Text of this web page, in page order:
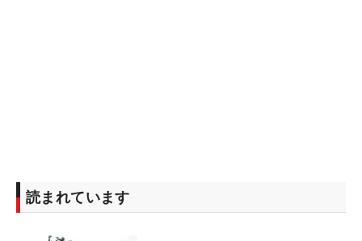
読まれています